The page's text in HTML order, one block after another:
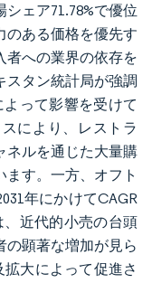
ェア71.78%で優位
のある価格を優先す
者への業界の依存を
スタン統計局が強調
って影響を受けて
により、レストラ
ネルを通じた大量購
す。一方、オフト
年にかけてCAGR
、近代的小売の台頭
の顕著な増加が見ら
大によって促進さ